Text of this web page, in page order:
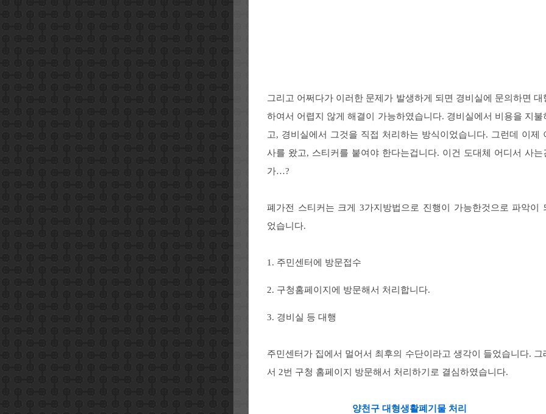
그리고 어쩌다가 이러한 문제가 발생하게 되면 경비실에 문의하면 대
하여서 어렵지 않게 해결이 가능하였습니다. 경비실에서 비용을 지불
고, 경비실에서 그것을 직접 처리하는 방식이었습니다. 그런데 이제
사를 왔고, 스티커를 붙여야 한다는겁니다. 이건 도대체 어디서 사는
가…?
폐가전 스티커는 크게 3가지방법으로 진행이 가능한것으로 파악이
었습니다.
1. 주민센터에 방문접수
2. 구청홈페이지에 방문해서 처리합니다.
3. 경비실 등 대행
주민센터가 집에서 멀어서 최후의 수단이라고 생각이 들었습니다. 그
서 2번 구청 홈페이지 방문해서 처리하기로 결심하였습니다.
양천구 대형생활폐기물 처리